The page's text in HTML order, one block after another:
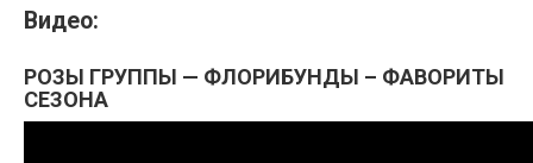
Видео:
РОЗЫ ГРУППЫ — ФЛОРИБУНДЫ – ФАВОРИТЫ
СЕЗОНА